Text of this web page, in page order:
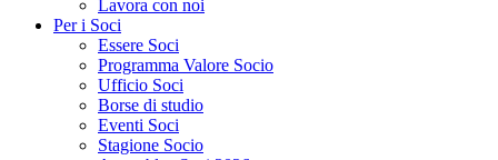
Lavora con noi
Per i Soci
Essere Soci
Programma Valore Socio
Ufficio Soci
Borse di studio
Eventi Soci
Stagione Socio